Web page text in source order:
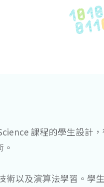
課程的學生設計
術以及演算法學習。學